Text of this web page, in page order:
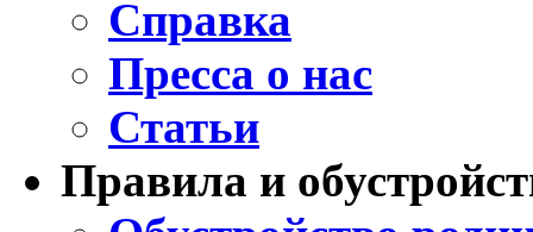
Справка
Пресса о нас
Статьи
Правила и